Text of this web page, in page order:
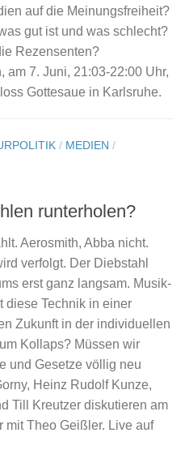
auf die Meinungsfreiheit?
gut ist und was schlecht?
Rezensenten?
am 7. Juni, 21:03-22:00 Uhr,
Gottesaue in Karlsruhe.
/ MEDIEN /
runterholen?
Aerosmith, Abba nicht.
verfolgt. Der Diebstahl
erst ganz langsam. Musik-
diese Technik in einer
Zukunft in der individuellen
Kollaps? Müssen wir
und Gesetze völlig neu
Heinz Rudolf Kunze,
Till Kreutzer diskutieren am
mit Theo Geißler. Live auf